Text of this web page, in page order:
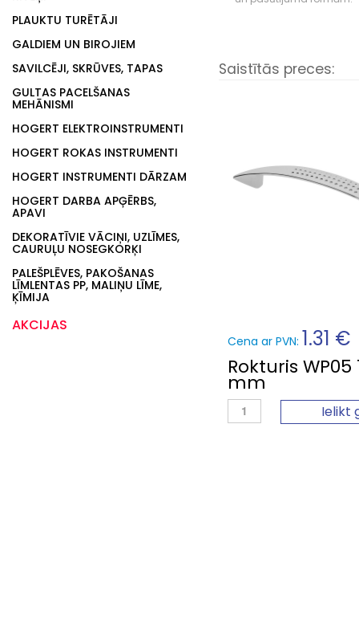
PLAUKTU TURĒTĀJI
GALDIEM UN BIROJIEM
SAVILCĒJI, SKRŪVES, TAPAS
GULTAS PACELŠANAS
MEHĀNISMI
HOGERT ELEKTROINSTRUMENTI
HOGERT ROKAS INSTRUMENTI
HOGERT INSTRUMENTI DĀRZAM
HOGERT DARBA APĢĒRBS,
APAVI
DEKORATĪVIE VĀCIŅI, UZLĪMES,
CAURUĻU NOSEGKORĶI
PALEŠPLĒVES, PAKOŠANAS
LĪMLENTAS PP, MALIŅU LĪME,
ĶĪMIJA
AKCIJAS
Saistītās preces:
Cena ar PVN: 1.31 €
Rokturis WP05
mm
Ielikt